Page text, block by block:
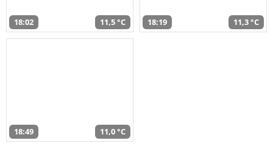
18:02 11,5 °C 18:19 11,3 °C
18:49 11,0 °C